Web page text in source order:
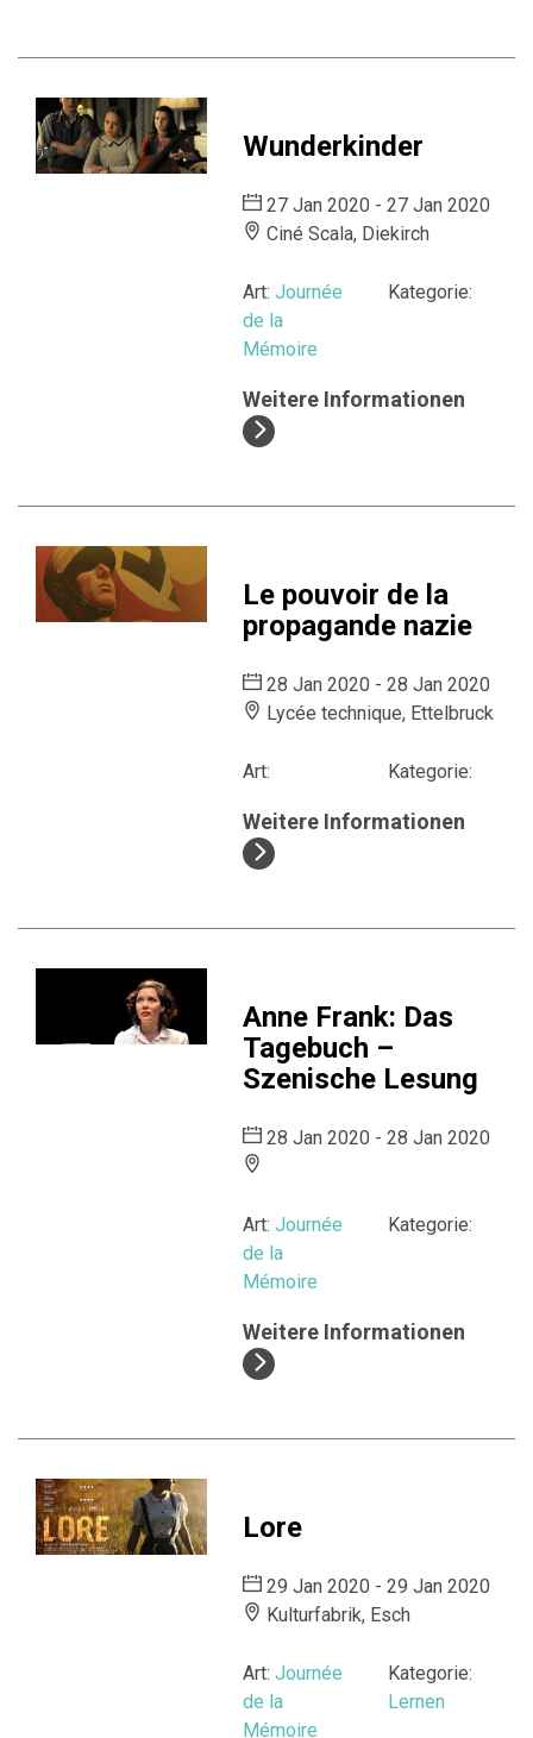
Wunderkinder
27 Jan 2020 - 27 Jan 2020
Ciné Scala, Diekirch
Art:Journée
de la
Mémoire
Kategorie:
Weitere Informationen
Le pouvoir de la
propagande nazie
28 Jan 2020 - 28 Jan 2020
Lycée technique, Ettelbruck
Art: Kategorie:
Weitere Informationen
Anne Frank: Das
Tagebuch –
Szenische Lesung
28 Jan 2020 - 28 Jan 2020
Art:Journée
de la
Mémoire
Kategorie:
Weitere Informationen
Lore
29 Jan 2020 - 29 Jan 2020
Kulturfabrik, Esch
Art:Journée
de la
Mémoire
Kategorie:
Lernen